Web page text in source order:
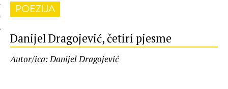
POEZIJA
Danijel Dragojević, četiri pjesme
Autor/ica: Danijel Dragojević